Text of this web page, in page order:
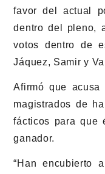
favor del actual
dentro del pleno,
votos dentro de
Jáquez, Samir y
Afirmó que
magistrados de
fácticos para que
ganador.
“Han encubierto